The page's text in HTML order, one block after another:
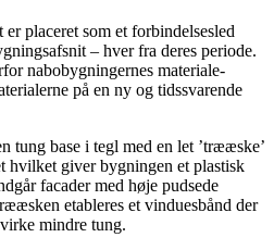
placeret som et forbindelsesled
– hver fra deres periode.
nabobygningernes materiale-
på en ny og tidssvarende
tung base i tegl med en let ’trææske’
hvilket giver bygningen et plastisk
facader med høje pudsede
etableres et vinduesbånd der
mindre tung.